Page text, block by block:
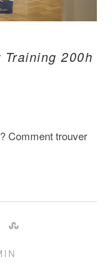
Training 200h
Comment trouver